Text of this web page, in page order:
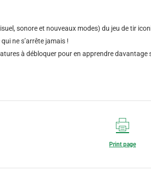
sonore et nouveaux modes) du jeu de tir
ne s’arrête jamais !
à débloquer pour en apprendre davantage
Print page